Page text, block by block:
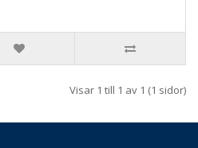
Visar 1 till 1 av 1 (1 sidor)